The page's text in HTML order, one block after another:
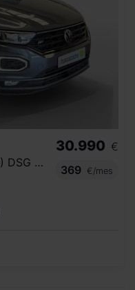
CABRIO 1.5 TSI 110KW (150CV) DSG 7 VEL
30.990 €
369
€/mes